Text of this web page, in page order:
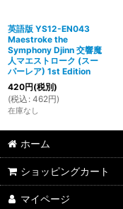
英語版 YS12-EN043
Maestroke the
Symphony Djinn 交響魔
人マエストローク (スー
パーレア) 1st Edition
420円(税別)
(税込 : 462円)
在庫なし
ホーム
ショッピングカート
マイページ